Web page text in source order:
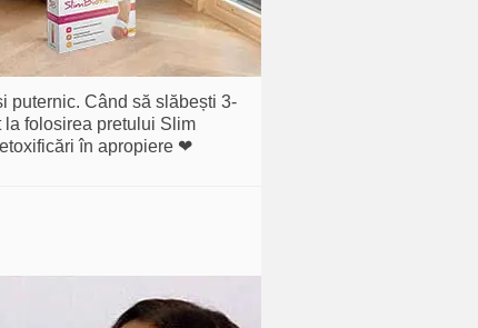
puternic. Când să slăbești 3-
la folosirea pretului Slim
în apropiere ❤